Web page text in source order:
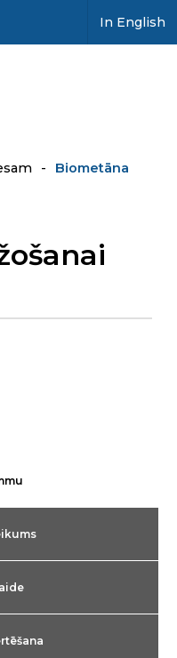
In English
-
Biometāna